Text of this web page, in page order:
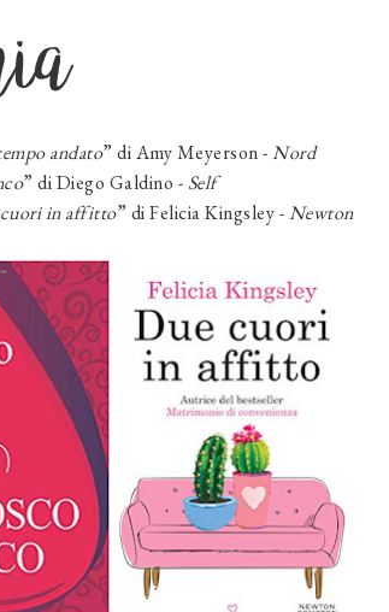
andato” di Amy Meyerson - Nord
” diDiego Galdino - Self
in affitto” di Felicia Kingsley - Newton